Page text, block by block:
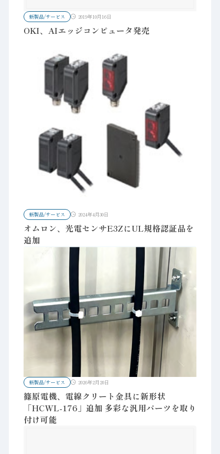
新製品/サービス 2019年10月16日
OKI、AIエッジコンピュータ発売
新製品/サービス 2024年4月30日
オムロン、光電センサE3ZにUL規格認証品を
追加
新製品/サービス 2026年2月20日
篠原電機、電線クリート金具に新形状
「HCWL-176」追加 多彩な汎用パーツを取り
付け可能